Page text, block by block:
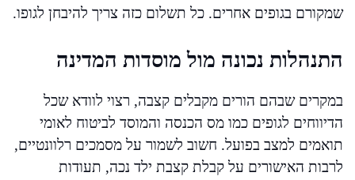
שמקורם בגופים אחרים. כל תשלום כזה צריך להיבחן לגופו.
התנהלות נכונה מול מוסדות המדינה
במקרים שבהם הורים מקבלים קצבה, רצוי לוודא שכל
הדיווחים לגופים כמו מס הכנסה והמוסד לביטוח לאומי
תואמים למצב בפועל. חשוב לשמור על מסמכים רלוונטיים,
לרבות האישורים על קבלת קצבת ילד נכה, תעודות